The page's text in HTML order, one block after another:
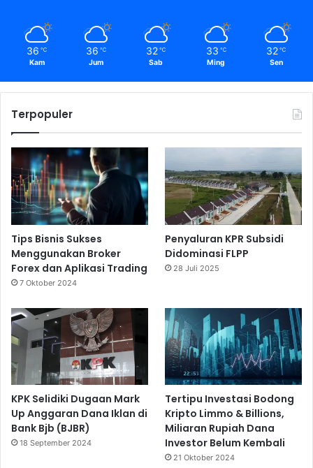
36 ℃
Kam
36 ℃
Jum
32 ℃
Sab
33 ℃
Ming
32 ℃
Sen
Terpopuler
Tips Bisnis Sukses
Menggunakan Broker
Forex dan Aplikasi Trading
7 Oktober 2024
Penyaluran KPR Subsidi
Didominasi FLPP
28 Juli 2025
KPK Selidiki Dugaan Mark
Up Anggaran Dana Iklan di
Bank Bjb (BJBR)
18 September 2024
Tertipu Investasi Bodong
Kripto Limmo & Billions,
Miliaran Rupiah Dana
Investor Belum Kembali
21 Oktober 2024